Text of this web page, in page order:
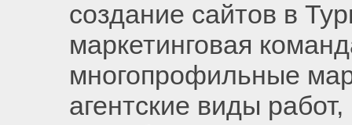
создание сайтов в
маркетинговая
многопрофильные
агентские виды